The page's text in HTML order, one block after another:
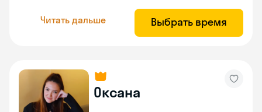
Читать дальше Выбрать время
Оксана